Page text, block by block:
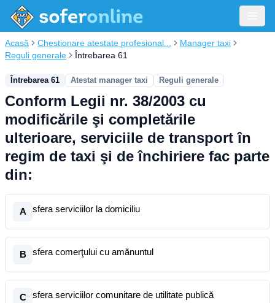
Acasă Chestionare atestate profesional...
Manager taxi
Reguli generale
Întrebarea 61
Întrebarea 61 Atestat manager taxi Reguli generale
Conform Legii nr. 38/2003 cu
modificările şi completările
ulterioare, serviciile de transport în
regim de taxi şi de închiriere fac parte
din:
A sfera serviciilor la domiciliu
B sfera comerţului cu amănuntul
C sfera serviciilor comunitare de utilitate publică